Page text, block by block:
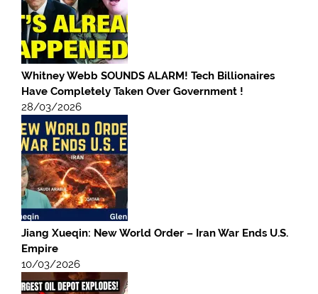
Whitney Webb SOUNDS ALARM! Tech Billionaires
Have Completely Taken Over Government !
28/03/2026
Jiang Xueqin: New World Order – Iran War Ends U.S.
Empire
10/03/2026